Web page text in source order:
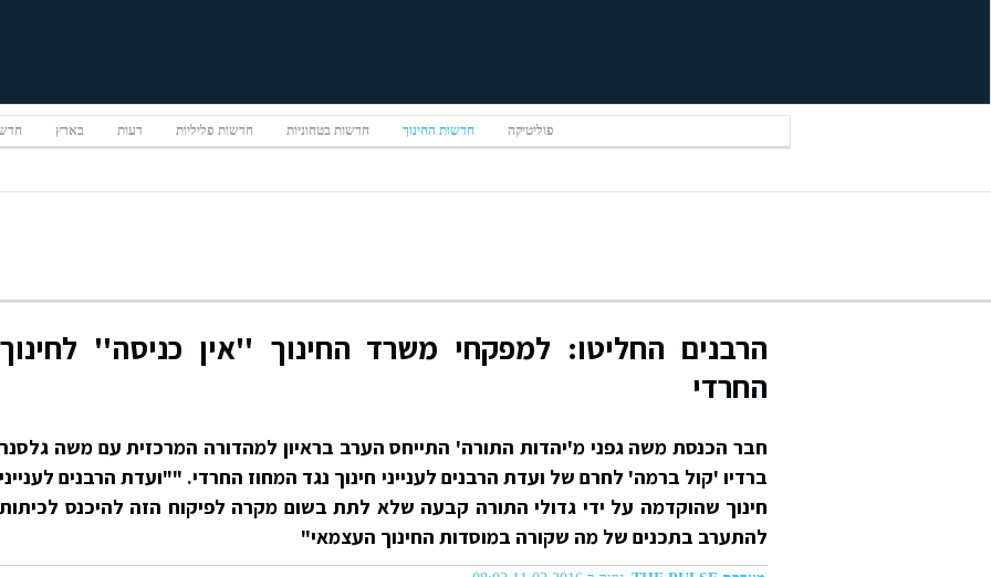
פוליטיקה חדשות החינוך חדשות בטחוניות חדשות פליליות דעות בארץ
הרבנים החליטו: למפקחי משרד החינוך ''אין כניסה'' לחינוך
החרדי
חבר הכנסת משה גפני מ'יהדות התורה' התייחס הערב בראיון למהדורה המרכזית עם משה גלסנר
ברדיו 'קול ברמה' לחרם של ועדת הרבנים לענייני חינוך נגד המחוז החרדי. ""ועדת הרבנים לענייני
חינוך שהוקדמה על ידי גדולי התורה קבעה שלא לתת בשום מקרה לפיקוח הזה להיכנס לכיתות
להתערב בתכנים של מה שקורה במוסדות החינוך העצמאי"